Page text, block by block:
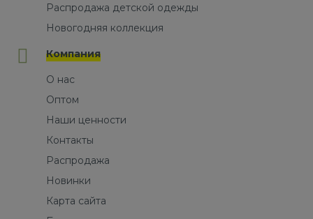
Распродажа детской одежды
Новогодняя коллекция
Компания
О нас
Оптом
Наши ценности
Контакты
Распродажа
Новинки
Карта сайта